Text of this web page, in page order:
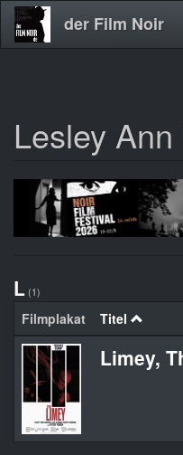
Direkt
zum
der Film Noir
Lesley
L (1)
Filmplakat Titel
Limey,